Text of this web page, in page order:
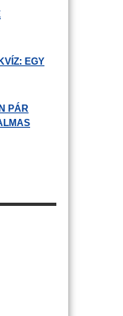
EGY
PÁR